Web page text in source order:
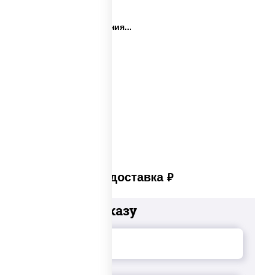
Закуски на день рождения...
Платная доставка руб
Добавьте к заказу